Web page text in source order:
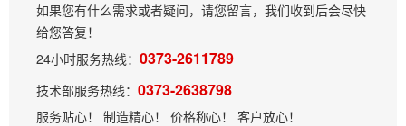
如果您有什么需求或者疑问，请您留言，我们收到后会尽快
给您答复！
24小时服务热线： 0373-2611789
技术部服务热线： 0373-2638798
服务贴心！ 制造精心！ 价格称心！ 客户放心！